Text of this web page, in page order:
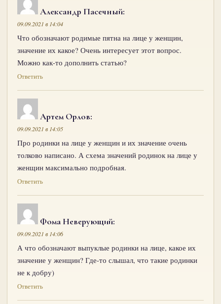
Александр Пасечный:
09.09.2021 в 14:04
Что обозначают родимые пятна на лице у женщин,
значение их какое? Очень интересует этот вопрос.
Можно как-то дополнить статью?
Ответить
Артем Орлов:
09.09.2021 в 14:05
Про родинки на лице у женщин и их значение очень
толково написано. А схема значений родинок на лице у
женщин максимально подробная.
Ответить
Фома Неверующий:
09.09.2021 в 14:06
А что обозначают выпуклые родинки на лице, какое их
значение у женщин? Где-то слышал, что такие родинки
не к добру)
Ответить